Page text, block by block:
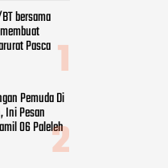
bersama
Pasca
Pemuda Di
Ini Pesan
06 Paleleh